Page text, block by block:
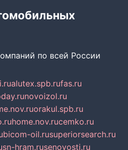
по всей России
alutex.spb.rufas.ru
novoizol.ru
orakul.spb.ru
home.nov.rucemko.ru
bicom-oil.rusuperiorsearch.ru
sn-hram.rusenovosti.ru